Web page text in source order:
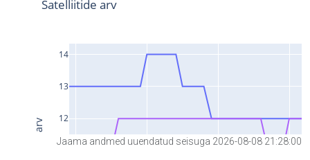
Jaama andmed uuendatud seisuga 2026-08-08 21:28:00